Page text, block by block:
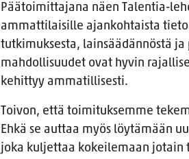
Päätoimittajana näen Talentia-
ammattilaisille ajankohtaista
tutkimuksesta, lainsäädännöstä
mahdollisuudet ovat hyvin
kehittyy ammatillisesti.
Toivon, että toimituksemme
Ehkä se auttaa myös löytämään
joka kuljettaa kokeilemaan jotain